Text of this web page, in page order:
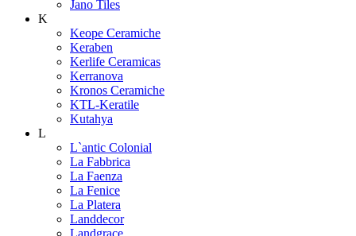
Jano Tiles
K
Keope Ceramiche
Keraben
Kerlife Ceramicas
Kerranova
Kronos Ceramiche
KTL-Keratile
Kutahya
L
L`antic Colonial
La Fabbrica
La Faenza
La Fenice
La Platera
Landdecor
Landgrace